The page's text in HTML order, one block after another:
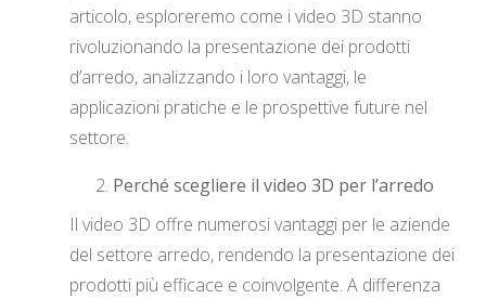
articolo, esploreremo come i video 3D stanno
rivoluzionando la presentazione dei prodotti
d’arredo, analizzando i loro vantaggi, le
applicazioni pratiche e le prospettive future nel
settore.
Perché scegliere il video 3D per l’arredo
Il video 3D offre numerosi vantaggi per le aziende
del settore arredo, rendendo la presentazione dei
prodotti più efficace e coinvolgente. A differenza